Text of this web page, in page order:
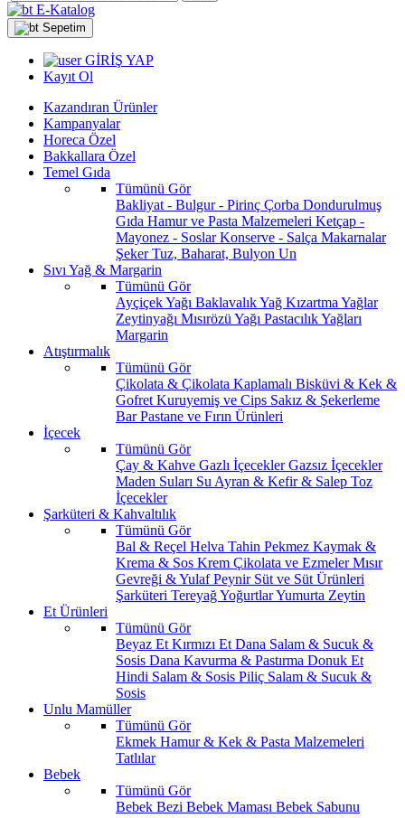
E-Katalog
Sepetim
GİRİŞ YAP
Kayıt Ol
Kazandıran Ürünler
Kampanyalar
Horeca Özel
Bakkallara Özel
Temel Gıda
Tümünü Gör
Bakliyat - Bulgur - Pirinç Çorba Dondurulmuş
Gıda Hamur ve Pasta Malzemeleri Ketçap -
Mayonez - SoslarKonserve - Salça Makarnalar
ŞekerTuz, Baharat, Bulyon Un
Sıvı Yağ & Margarin
Tümünü Gör
Ayçiçek Yağı Baklavalık Yağ Kızartma Yağlar
Zeytinyağı Mısırözü Yağı Pastacılık Yağları
Margarin
Atıştırmalık
Tümünü Gör
Çikolata & Çikolata Kaplamalı Bisküvi & Kek &
Gofret Kuruyemiş ve Cips Sakız & Şekerleme
BarPastane ve Fırın Ürünleri
İçecek
Tümünü Gör
Çay & Kahve Gazlı İçeceklerGazsız İçecekler
Maden Suları Su Ayran & Kefir & Salep Toz
İçecekler
Şarküteri & Kahvaltılık
Tümünü Gör
Bal & Reçel Helva Tahin Pekmez Kaymak &
Krema & Sos Krem Çikolata ve EzmelerMısır
Gevreği & YulafPeynir Süt ve Süt Ürünleri
Şarküteri TereyağYoğurtlarYumurta Zeytin
Et Ürünleri
Tümünü Gör
Beyaz Et Kırmızı Et Dana Salam & Sucuk &
Sosis Dana Kavurma & Pastırma Donuk Et
Hindi Salam & Sosis Piliç Salam & Sucuk &
Sosis
Unlu Mamüller
Tümünü Gör
Ekmek Hamur & Kek & Pasta Malzemeleri
Tatlılar
Bebek
Tümünü Gör
Bebek Bezi Bebek Maması Bebek Sabunu